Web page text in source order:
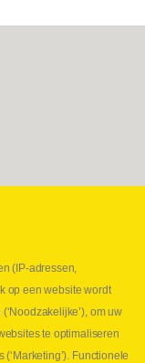
⏳ Laatste
(IP-adressen,
op een website wordt
om uw
te optimaliseren
Functionele